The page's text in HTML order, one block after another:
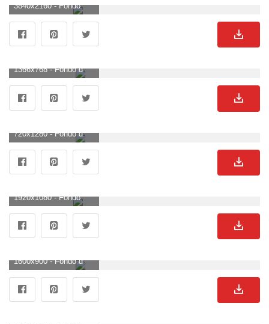
3840x2160 - Fondo de pantalla de 3840x2160. Fondo para computadora 4K Ultra HD de truenos.
1366x768 - Fondo de pantalla de 1366x768. Wallpaper de truenos.
720x1280 - Fondo de pantalla de 720x1280. Imágen de truenos.
1920x1080 - Fondo de pantalla de 1920x1080. Fondo para computadora HD 1080p de truenos.
1600x900 - Fondo de pantalla de 1600x900. Fondo de pantalla de truenos.